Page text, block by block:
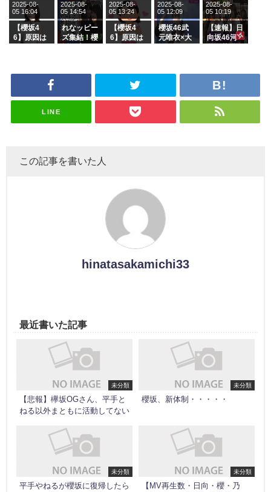
ージを脱い
でいた理由
グル『Mak
e or Brea
k』オフィ
シャルグッ
ズ絶賛販売
の2人を手
玉に取る大
沼晶保【く
りぃむナン
タラ】
属を発表
ら移籍しフ
ラーム所属
に。これで
事務所に所
属している
がこちら
【櫻坂4
6】原因は
ざわつかせ
2025-08-
05 16:04
れなッピー
ズ集結！櫻
「ラヴィッ
スタジオ出
2025-08-
05 14:54
【櫻坂4
6】原因は
ざわつかせ
2025-08-
05 13:24
櫻坂46武
元唯衣×大
さんに恐怖
ナンタラ】
2025-08-
05 12:09
【速報】日
向坂46河
2025-08-
05 10:19
LINE
この記事を書いた人
hinatasakamichi33
最近書いた記事
未分類
【悲報】欅坂OGさん、平手と
ねる以外まともに活動してない
未分類
櫻坂、新体制・・・・・
未分類
平手やねるが櫻坂に復帰したら
未分類
【MV再生数・日向・櫻・乃